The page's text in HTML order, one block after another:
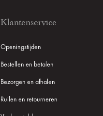
Klantenservice
Openingstijden
Bestellen en betalen
Bezorgen en afhalen
Ruilen en retourneren